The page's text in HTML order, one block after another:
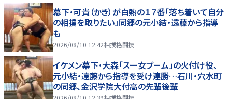
幕下・可貴（かき）が白熱の１７番「落ち着いて自分
の相撲を取りたい」同郷の元小結・遠藤から指導
も
2026/08/10 12:42相撲格闘技
イケメン幕下・大森「スー女ブーム」の火付け役、
元小結・遠藤から指導を受け連勝…石川・穴水町
の同郷、金沢学院大付高の先輩後輩